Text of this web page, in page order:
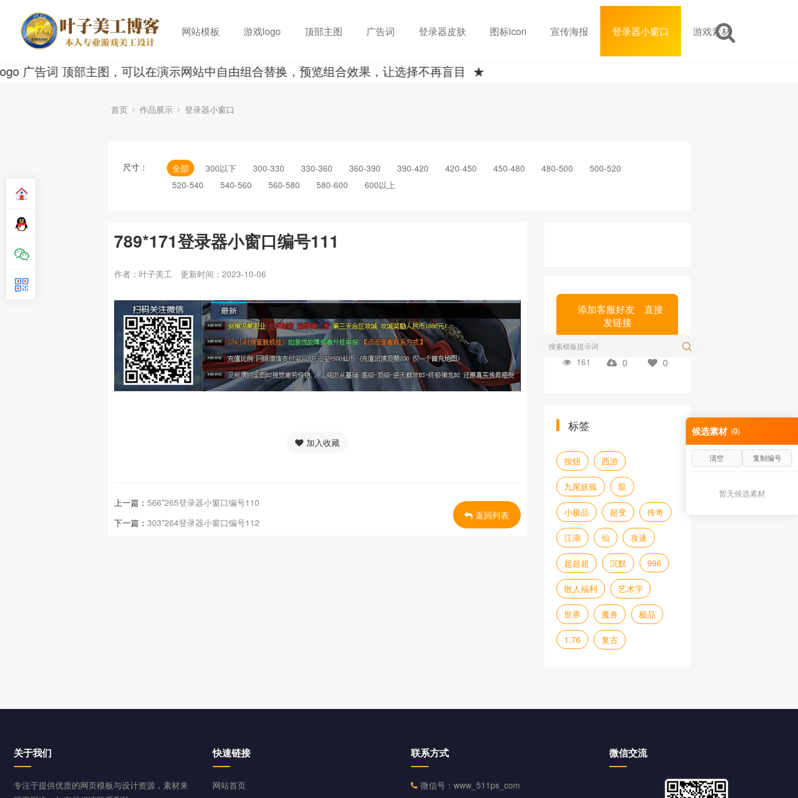
网站模板 游戏logo 顶部主图 广告词 登录器皮肤 图标icon 宣传海报 登录器小窗口 游戏素材
词 顶部主图，可以在演示网站中自由组合替换，预览组合效果，让选择不再盲目 ★
首页 作品展示 登录器小窗口
尺寸： 全部 300以下 300-330 330-360 360-390 390-420 420-450 450-480 480-500
500-520
520-540
540-560 560-580 580-600 600以上
789*171登录器小窗口编号111
作者：叶子美工 更新时间：2023-10-06
加入收藏
上一篇： 566*265登录器小窗口编号110
下一篇： 303*264登录器小窗口编号112
返回列表
添加客服好友 直接
发链接
161 0 0
标签
按钮 西游
九尾妖狐 龍
小极品 超变 传奇
江湖 仙 攻速
超超超 沉默 996
散人福利 艺术字
世界 魔兽 极品
1.76 复古
关于我们
专注于提供优质的网页模板与设计资源，素材来
快速链接
网站首页
联系方式
微信号：www_511ps_com
微信交流
候选素材 (0)
清空 复制编号
暂无候选素材